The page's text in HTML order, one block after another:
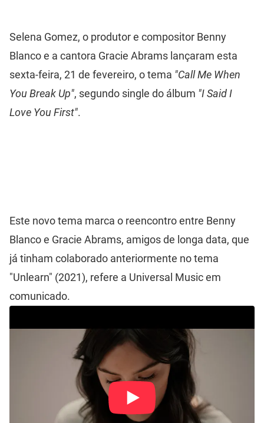
Selena Gomez, o produtor e compositor Benny
Blanco e a cantora Gracie Abrams lançaram esta
sexta-feira, 21 de fevereiro, o tema "Call Me When
You Break Up", segundo single do álbum "I Said I
Love You First".
Este novo tema marca o reencontro entre Benny
Blanco e Gracie Abrams, amigos de longa data, que
já tinham colaborado anteriormente no tema
"Unlearn" (2021), refere a Universal Music em
comunicado.